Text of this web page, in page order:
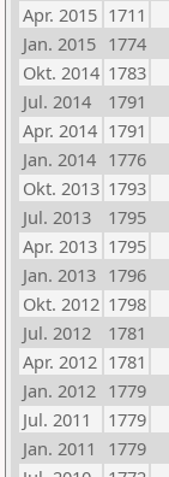
Apr. 2015 1711
Jan. 2015 1774
Okt. 2014 1783
Jul. 2014
1791
Apr. 2014 1791
Jan. 2014 1776
Okt. 2013 1793
Jul. 2013
1795
Apr. 2013 1795
Jan. 2013 1796
Okt. 2012 1798
Jul. 2012
1781
Apr. 2012 1781
Jan. 2012 1779
Jul. 2011
1779
Jan. 2011
1779